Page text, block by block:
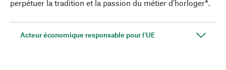
perpétuer la tradition et la passion du métier d'horloger*.
Acteur économique responsable pour l'UE